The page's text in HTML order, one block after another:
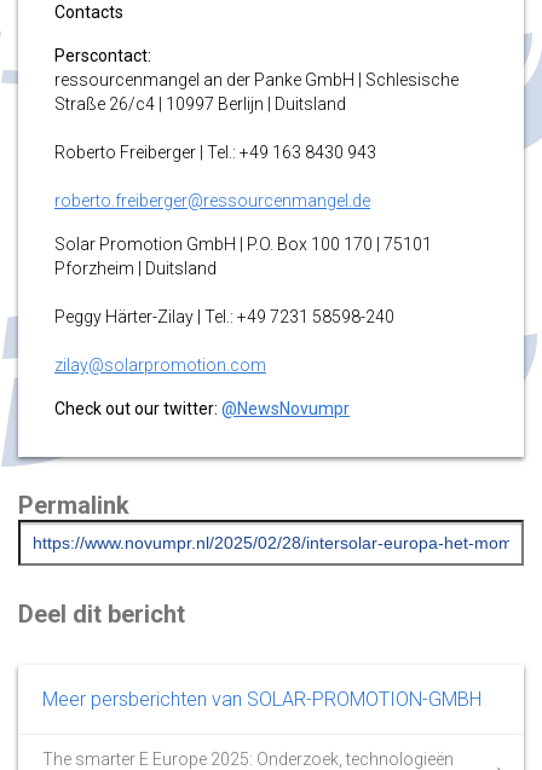
Contacts
Perscontact:
ressourcenmangel an der Panke GmbH | Schlesische
Straße 26/c4 | 10997 Berlijn | Duitsland
Roberto Freiberger | Tel.: +49 163 8430 943
roberto.freiberger@ressourcenmangel.de
Solar Promotion GmbH | P.O. Box 100 170 | 75101
Pforzheim | Duitsland
Peggy Härter-Zilay | Tel.: +49 7231 58598-240
zilay@solarpromotion.com
Check out our twitter: @NewsNovumpr
Permalink
Deel dit bericht
Meer persberichten van SOLAR-PROMOTION-GMBH
The smarter E Europe 2025: Onderzoek, technologieën